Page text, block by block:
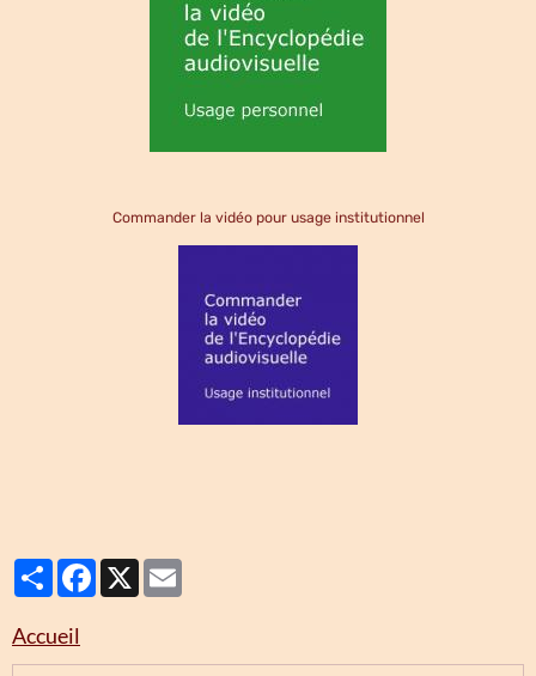
Commander la vidéo pour usage institutionnel
PartagerFacebook
Accueil